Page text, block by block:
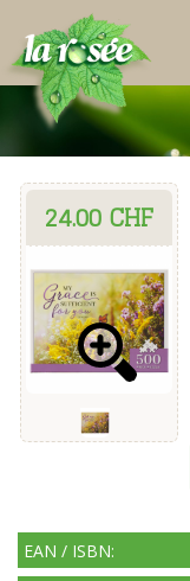
Login:
Mot de passe:
Désignation
24.00 CHF
EAN / ISBN: